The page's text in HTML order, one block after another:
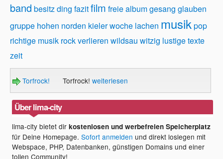
band besitzding fazitfilm freie albumgesang glauben
gruppe hohen norden kieler woche lachen musikpop
richtige musik rockverlieren wildsau witzig lustige texte
zeit
Torfrock! Torfrock! weiterlesen
Über lima-city
lima-city bietet dirkostenlosen und werbefreien Speicherplatz
für Deine Homepage.Sofort anmelden und direkt loslegen mit
Webspace, PHP, Datenbanken, günstigen Domains und einer
tollen Community!